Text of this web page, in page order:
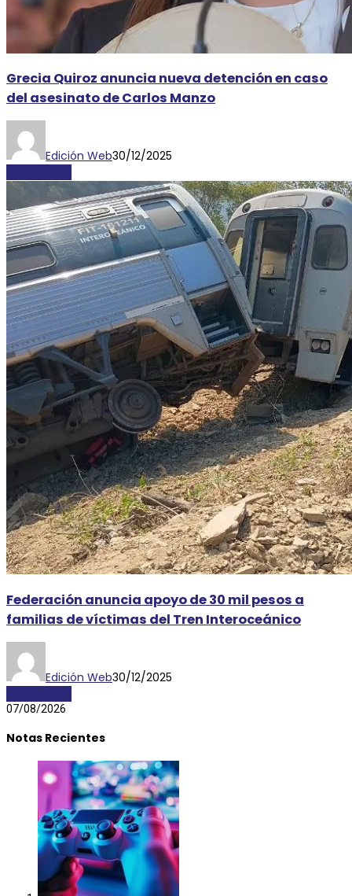
Grecia Quiroz anuncia nueva detención en caso
del asesinato de Carlos Manzo
Edición Web30/12/2025
Federación anuncia apoyo de 30 mil pesos a
familias de víctimas del Tren Interoceánico
Edición Web30/12/2025
07/08/2026
Notas Recientes